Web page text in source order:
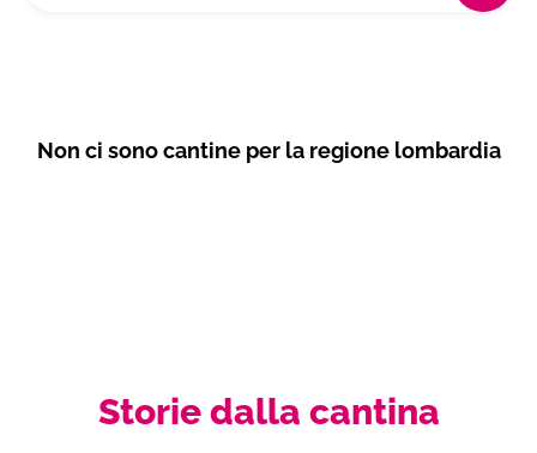
Non ci sono cantine per la regione lombardia
Storie dalla cantina